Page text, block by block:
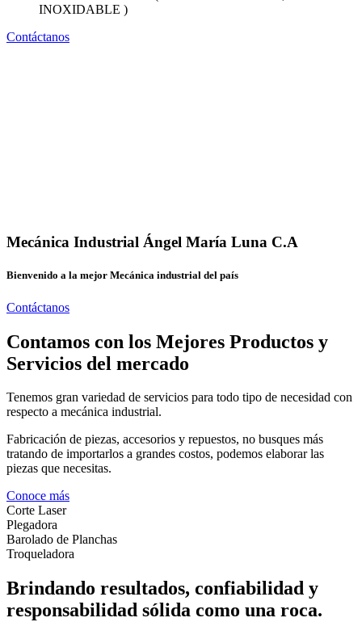
INOXIDABLE )
Contáctanos
Mecánica Industrial Ángel María Luna C.A
Bienvenido a la mejor Mecánica industrial del país
Contáctanos
Contamos con los Mejores Productos y
Servicios del mercado
Tenemos gran variedad de servicios para todo tipo de necesidad con
respecto a mecánica industrial.
Fabricación de piezas, accesorios y repuestos, no busques más
tratando de importarlos a grandes costos, podemos elaborar las
piezas que necesitas.
Conoce más
Corte Laser
Plegadora
Barolado de Planchas
Troqueladora
Brindando resultados, confiabilidad y
responsabilidad sólida como una roca.